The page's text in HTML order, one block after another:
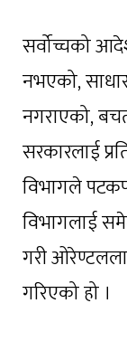
सर्वोच्चको
नभएको,
नगराएको,
सरकारलाई
विभागले
विभागलाई
गरी
गरिएको हो ।